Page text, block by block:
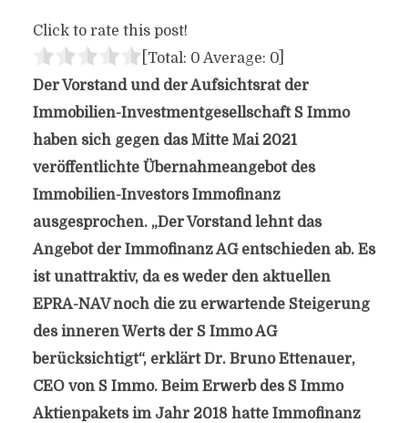
Click to rate this post!
[Total: 0 Average: 0]
Der Vorstand und der Aufsichtsrat der
Immobilien-Investmentgesellschaft S Immo
haben sich gegen das Mitte Mai 2021
veröffentlichte Übernahmeangebot des
Immobilien-Investors Immofinanz
ausgesprochen. „Der Vorstand lehnt das
Angebot der Immofinanz AG entschieden ab. Es
ist unattraktiv, da es weder den aktuellen
EPRA-NAV noch die zu erwartende Steigerung
des inneren Werts der S Immo AG
berücksichtigt“, erklärt Dr. Bruno Ettenauer,
CEO von S Immo. Beim Erwerb des S Immo
Aktienpakets im Jahr 2018 hatte Immofinanz